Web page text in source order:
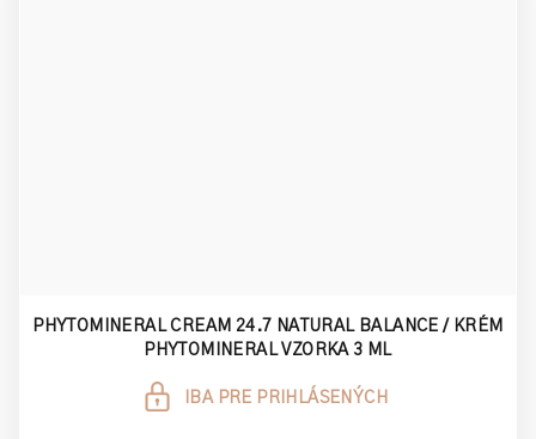
PHYTOMINERAL CREAM 24.7 NATURAL BALANCE / KRÉM
PHYTOMINERAL VZORKA 3 ML
IBA PRE PRIHLÁSENÝCH